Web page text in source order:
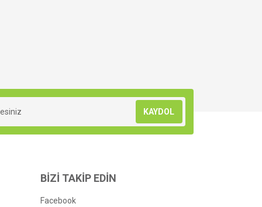
KAYDOL
BİZİ TAKİP EDİN
Facebook